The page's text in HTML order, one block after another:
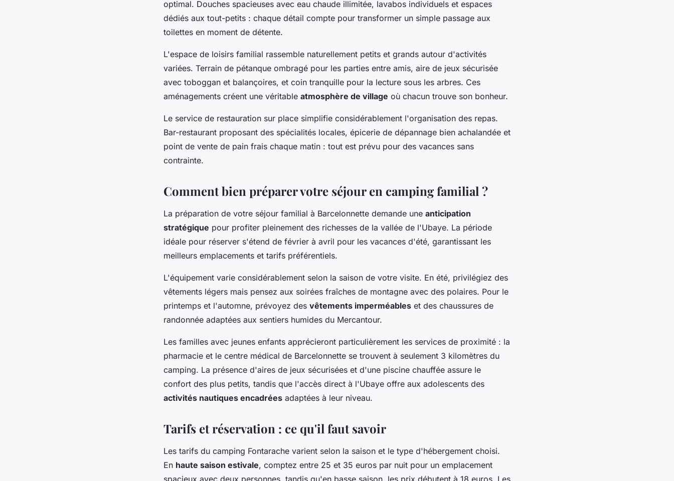
optimal. Douches spacieuses avec eau chaude illimitée, lavabos individuels et espaces
dédiés aux tout-petits : chaque détail compte pour transformer un simple passage aux
toilettes en moment de détente.
L'espace de loisirs familial rassemble naturellement petits et grands autour d'activités
variées. Terrain de pétanque ombragé pour les parties entre amis, aire de jeux sécurisée
avec toboggan et balançoires, et coin tranquille pour la lecture sous les arbres. Ces
aménagements créent une véritable atmosphère de village où chacun trouve son bonheur.
Le service de restauration sur place simplifie considérablement l'organisation des repas.
Bar-restaurant proposant des spécialités locales, épicerie de dépannage bien achalandée et
point de vente de pain frais chaque matin : tout est prévu pour des vacances sans
contrainte.
Comment bien préparer votre séjour en camping familial ?
La préparation de votre séjour familial à Barcelonnette demande une anticipation
stratégique pour profiter pleinement des richesses de la vallée de l'Ubaye. La période
idéale pour réserver s'étend de février à avril pour les vacances d'été, garantissant les
meilleurs emplacements et tarifs préférentiels.
L'équipement varie considérablement selon la saison de votre visite. En été, privilégiez des
vêtements légers mais pensez aux soirées fraîches de montagne avec des polaires. Pour le
printemps et l'automne, prévoyez des vêtements imperméables et des chaussures de
randonnée adaptées aux sentiers humides du Mercantour.
Les familles avec jeunes enfants apprécieront particulièrement les services de proximité : la
pharmacie et le centre médical de Barcelonnette se trouvent à seulement 3 kilomètres du
camping. La présence d'aires de jeux sécurisées et d'une piscine chauffée assure le
confort des plus petits, tandis que l'accès direct à l'Ubaye offre aux adolescents des
activités nautiques encadrées adaptées à leur niveau.
Tarifs et réservation : ce qu'il faut savoir
Les tarifs du camping Fontarache varient selon la saison et le type d'hébergement choisi.
En haute saison estivale, comptez entre 25 et 35 euros par nuit pour un emplacement
spacieux avec deux personnes, tandis qu'en basse saison, les prix débutent à 18 euros. Les